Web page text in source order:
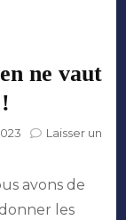
ne vaut
Laisser un
avons de
les